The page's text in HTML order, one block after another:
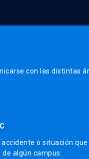
con las distintas
o situación que
algún campus.